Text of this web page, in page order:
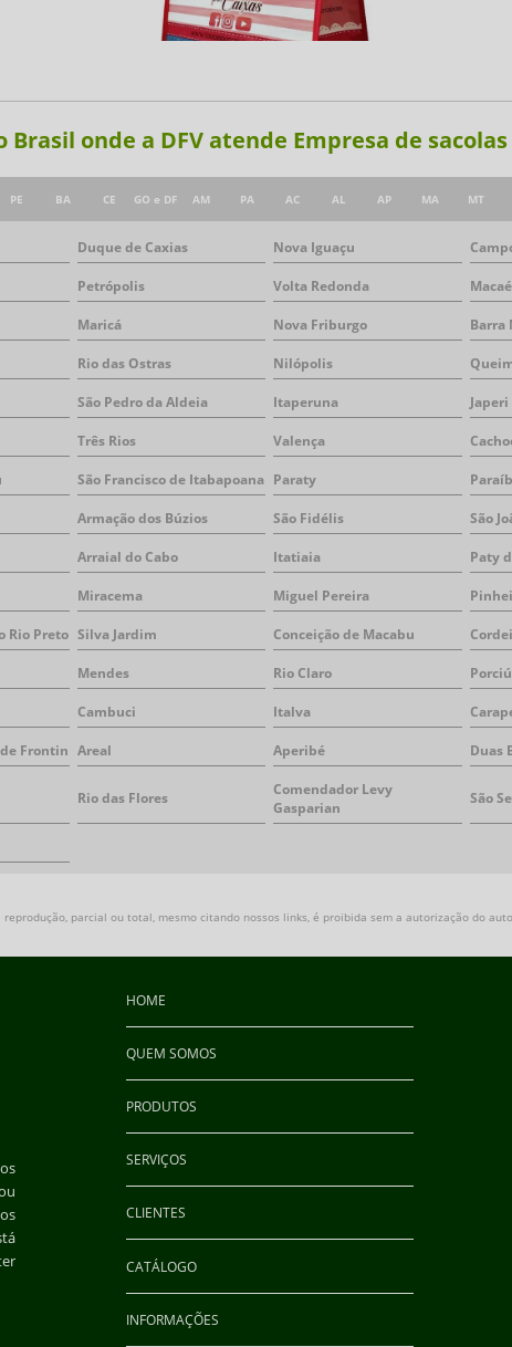
onde a DFV atende Empresa de
PE BA CE GO e DF AM PA AC AL AP MA MT
Duque de Caxias Nova Iguaçu
Petrópolis Volta Redonda Macaé
Maricá Nova Friburgo Barra
Rio das Ostras Nilópolis
São Pedro da Aldeia Itaperuna Japeri
Três Rios Valença
São Francisco de Itabapoana Paraty
Armação dos Búzios São Fidélis São
Arraial do Cabo Itatiaia Paty
Miracema Miguel Pereira
Rio Preto Silva Jardim Conceição de Macabu
Mendes Rio Claro
Cambuci Italva
Frontin Areal Aperibé Duas
Rio das Flores
Comendador Levy
Gasparian
São
parcial ou total, mesmo citando nossos links, é proibida sem a autorização do
HOME
QUEM SOMOS
PRODUTOS
SERVIÇOS
CLIENTES
CATÁLOGO
INFORMAÇÕES